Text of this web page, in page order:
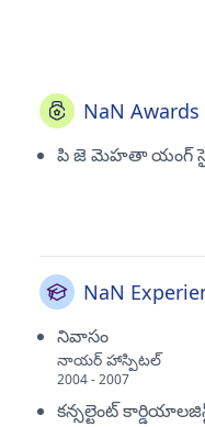
NaN Awards
పి జె మెహతా యంగ్
NaN
నివాసం
నాయర్ హాస్పిటల్
2004 - 2007
కన్సల్టెంట్